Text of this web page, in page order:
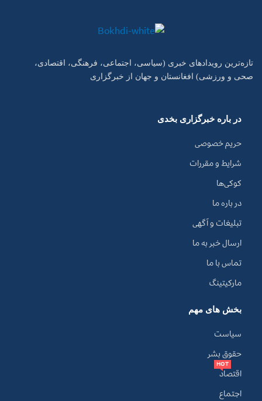
تازه‌ترین رویدادهای خبری (سیاسی، اجتماعی، فرهنگی، اقتصادی،
صحی و ورزشی) افغانستان و جهان از خبرگزاری
در باره خبرگزاری بخدی
حریم خصوصی
شرایط و مقررات
کوکی‌ها
در باره ما
تبلیغات و آگهی
ارسال خبر به ما
تماس با ما
مارکیتینگ
بخش های مهم
سیاست
حقوق بشر
اقتصاد
HOT
اجتماع